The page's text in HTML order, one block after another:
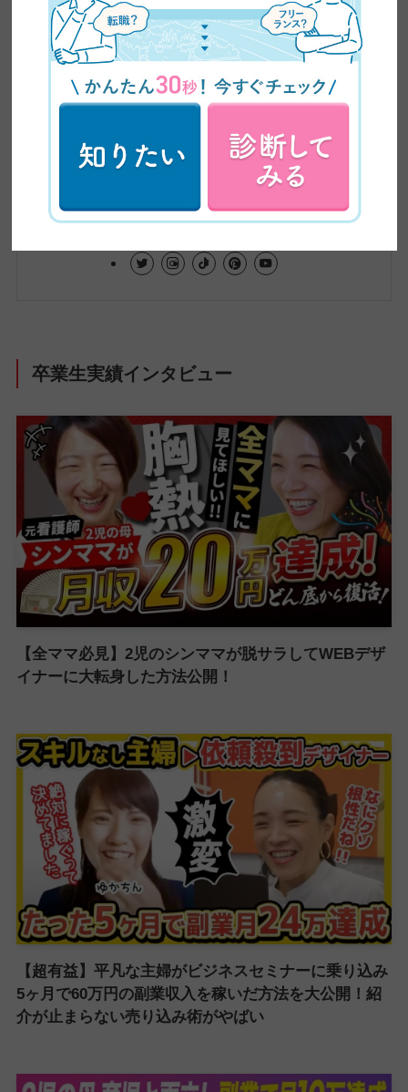
ワーク・副業といった新しい働き方から、WEBデ
ザインやWEBライティングなどのリスキリングま
で、これからの時代に必要な情報をわかりやす
く、かつ専門的に発信しています。記事は、自社
から転職・フリーランスへの転身を果たした4,500
名超の卒業生の実体験や、実際のインタビューも
交えながら、スキル習得からキャリア形成まで、
学びのあらゆる段階で役立つ、正確で信頼性の高
い情報をお届けしています。
卒業生実績インタビュー
【全ママ必見】2児のシンママが脱サラしてWEBデザ
イナーに大転身した方法公開！
【超有益】平凡な主婦がビジネスセミナーに乗り込み
5ヶ月で60万円の副業収入を稼いだ方法を大公開！紹
介が止まらない売り込み術がやばい